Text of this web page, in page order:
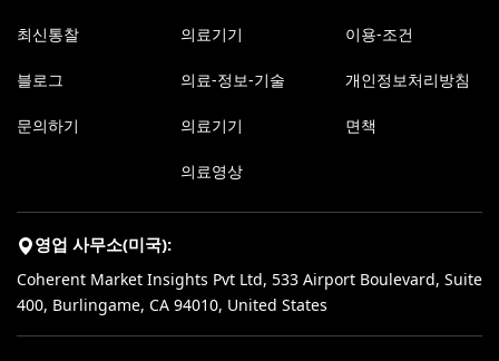
최신통찰
블로그
문의하기
의료기기
의료-정보-기술
의료기기
의료영상
이용-조건
개인정보처리방침
면책
영업 사무소(미국):
Coherent Market Insights Pvt Ltd, 533 Airport Boulevard, Suite
400, Burlingame, CA 94010, United States